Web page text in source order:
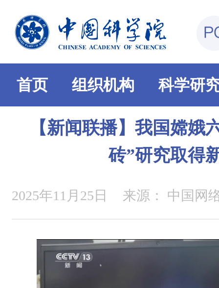
首页 组织机构 科学研
【新闻联播】我国嫦娥
砖”研究取得
2025年11月25日 来源： 中国网